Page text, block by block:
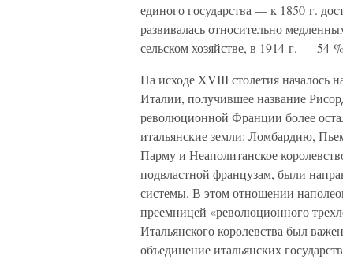
единого государства — к 1850 г.
развивалась относительно
сельском хозяйстве, в 1914 г. — 54
На исходе XVIII столетия началось
Италии, получившее название
революционной Франции более
итальянские земли: Ломбардию,
Парму и Неаполитанское
подвластной французам, были
системы. В этом отношении
преемницей «революционного
Итальянского королевства был
объединение итальянских